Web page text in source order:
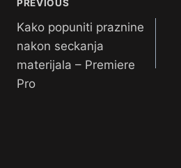
PREVIOUS
Kako popuniti praznine
nakon seckanja
materijala – Premiere
Pro